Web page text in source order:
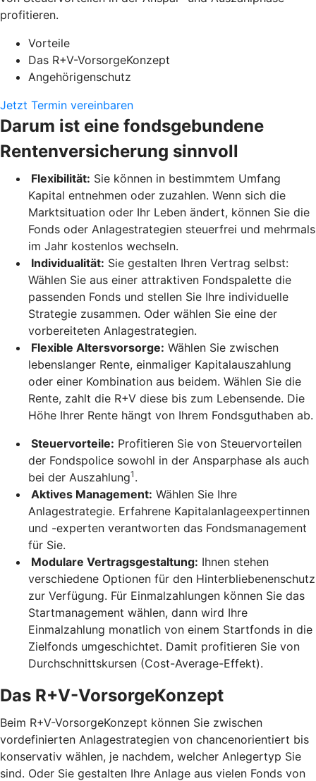
profitieren.
Vorteile
Das R+V-VorsorgeKonzept
Angehörigenschutz
Jetzt Termin vereinbaren
Darum ist eine fondsgebundene
Rentenversicherung sinnvoll
Flexibilität: Sie können in bestimmtem Umfang
Kapital entnehmen oder zuzahlen. Wenn sich die
Marktsituation oder Ihr Leben ändert, können Sie die
Fonds oder Anlagestrategien steuerfrei und mehrmals
im Jahr kostenlos wechseln.
Individualität: Sie gestalten Ihren Vertrag selbst:
Wählen Sie aus einer attraktiven Fondspalette die
passenden Fonds und stellen Sie Ihre individuelle
Strategie zusammen. Oder wählen Sie eine der
vorbereiteten Anlagestrategien.
Flexible Altersvorsorge: Wählen Sie zwischen
lebenslanger Rente, einmaliger Kapitalauszahlung
oder einer Kombination aus beidem. Wählen Sie die
Rente, zahlt die R+V diese bis zum Lebensende. Die
Höhe Ihrer Rente hängt von Ihrem Fondsguthaben ab.
Steuervorteile: Profitieren Sie von Steuervorteilen
der Fondspolice sowohl in der Ansparphase als auch
bei der Auszahlung1 .
Aktives Management: Wählen Sie Ihre
Anlagestrategie. Erfahrene Kapitalanlageexpertinnen
und -experten verantworten das Fondsmanagement
für Sie.
Modulare Vertragsgestaltung: Ihnen stehen
verschiedene Optionen für den Hinterbliebenenschutz
zur Verfügung. Für Einmalzahlungen können Sie das
Startmanagement wählen, dann wird Ihre
Einmalzahlung monatlich von einem Startfonds in die
Zielfonds umgeschichtet. Damit profitieren Sie von
Durchschnittskursen (Cost-Average-Effekt).
Das R+V-VorsorgeKonzept
Beim R+V-VorsorgeKonzept können Sie zwischen
vordefinierten Anlagestrategien von chancenorientiert bis
konservativ wählen, je nachdem, welcher Anlegertyp Sie
sind. Oder Sie gestalten Ihre Anlage aus vielen Fonds von